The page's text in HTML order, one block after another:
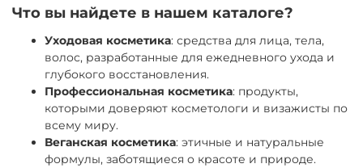
Что вы найдете в нашем каталоге?
Уходовая косметика: средства для лица, тела,
волос, разработанные для ежедневного ухода и
глубокого восстановления.
Профессиональная косметика: продукты,
которыми доверяют косметологи и визажисты по
всему миру.
Веганская косметика: этичные и натуральные
формулы, заботящиеся о красоте и природе.